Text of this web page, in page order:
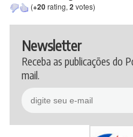
(+20rating, 2votes)
Newsletter
Receba as publicações do
mail.